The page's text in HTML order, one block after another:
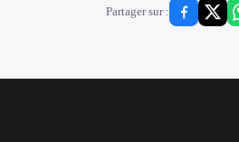
Partager sur :